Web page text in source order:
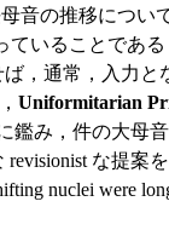
音の推移につい
ていることであ
，通常，入力
Uniformitarian
鑑み，件の大母
な提案
nuclei were